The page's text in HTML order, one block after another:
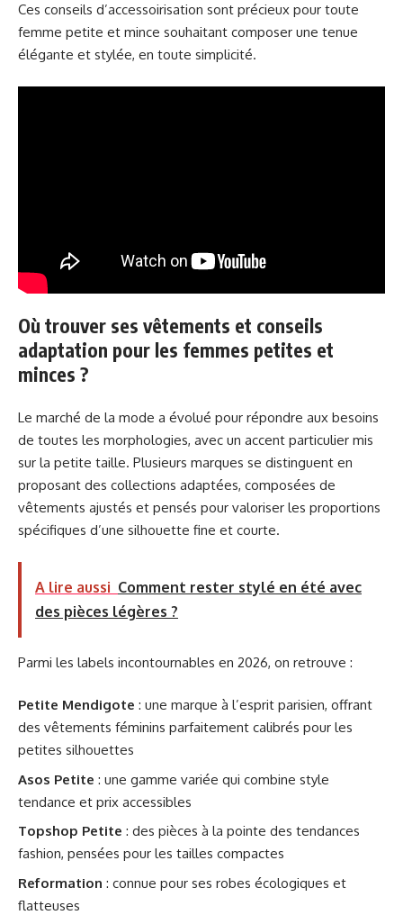
Ces conseils d’accessoirisation sont précieux pour toute
femme petite et mince souhaitant composer une tenue
élégante et stylée, en toute simplicité.
Où trouver ses vêtements et conseils
adaptation pour les femmes petites et
minces ?
Le marché de la mode a évolué pour répondre aux besoins
de toutes les morphologies, avec un accent particulier mis
sur la petite taille. Plusieurs marques se distinguent en
proposant des collections adaptées, composées de
vêtements ajustés et pensés pour valoriser les proportions
spécifiques d’une silhouette fine et courte.
A lire aussi Comment rester stylé en été avec
des pièces légères ?
Parmi les labels incontournables en 2026, on retrouve :
Petite Mendigote : une marque à l’esprit parisien, offrant
des vêtements féminins parfaitement calibrés pour les
petites silhouettes
Asos Petite : une gamme variée qui combine style
tendance et prix accessibles
Topshop Petite : des pièces à la pointe des tendances
fashion, pensées pour les tailles compactes
Reformation : connue pour ses robes écologiques et
flatteuses